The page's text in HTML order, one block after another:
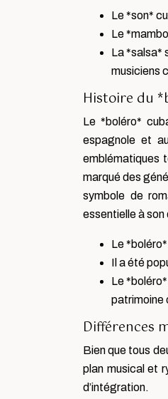
Le *son*
Le
La *salsa*
musiciens
Histoire du
Le *boléro*
espagnole et
emblématiques
marqué des
symbole de
essentielle à
Le
Il a été
Le
patrimoine
Différences
Bien que tous
plan musical et
d’intégration.